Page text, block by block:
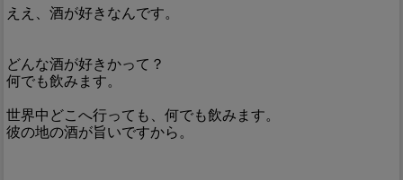
ええ、酒が好きなんです。
どんな酒が好きかって？
何でも飲みます。
世界中どこへ行っても、何でも飲みます。
彼の地の酒が旨いですから。